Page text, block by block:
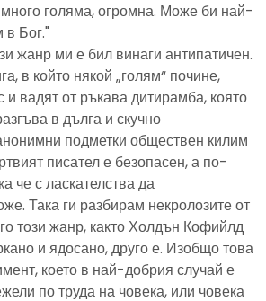
голяма, огромна. Може би най-
в Бог."
жанр ми е бил винаги антипатичен.
в който някой „голям“ почине,
вадят от ръкава дитирамба, която
в дълга и скучно
подметки обществен килим
писател е безопасен, а по-
че с ласкателства да
Така ги разбирам некролозите от
този жанр, както Холдън Кофийлд
и ядосано, друго е. Изобщо това
което в най-добрия случай е
по труда на човека, или човека